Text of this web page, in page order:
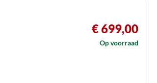
€ 699,00
Op voorraad